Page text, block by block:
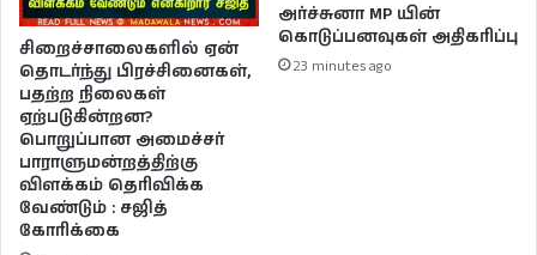
சிறைச்சாலைகளில் ஏன்
தொடர்ந்து பிரச்சினைகள்,
பதற்ற நிலைகள்
ஏற்படுகின்றன?
பொறுப்பான அமைச்சர்
பாராளுமன்றத்திற்கு
விளக்கம் தெரிவிக்க
வேண்டும் : சஜித்
கோரிக்கை
அர்ச்சுனா MP யின்
கொடுப்பனவுகள் அதிகரிப்பு
23 minutes ago